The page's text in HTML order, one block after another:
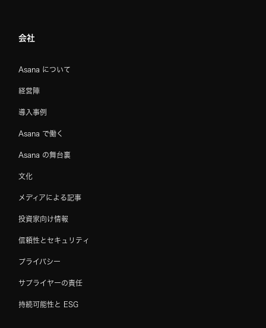
会社
Asana について
経営陣
導入事例
Asana で働く
Asana の舞台裏
文化
メディアによる記事
投資家向け情報
信頼性とセキュリティ
プライバシー
サプライヤーの責任
持続可能性と ESG